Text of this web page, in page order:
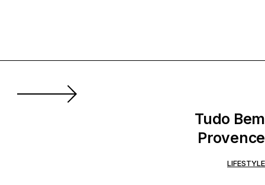
Tudo Bem
Provence
LIFESTYLE